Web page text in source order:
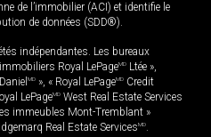
de l’immobilier (ACI) et identifie le
de données (SDD®).
indépendantes. Les bureaux
Royal LePageMD Ltée »,
MD », « Royal LePageMD Credit
LePageMD West Real Estate Services
immeubles Mont-Tremblant »
Real Estate ServicesMD.